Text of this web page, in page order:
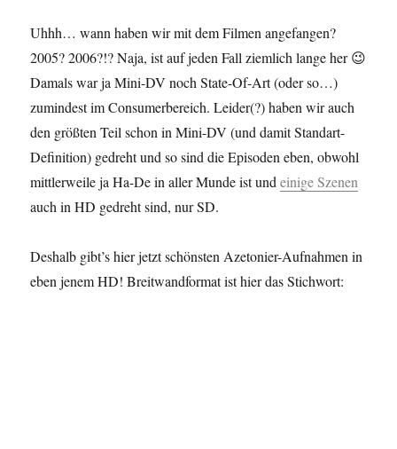
dem
Äther…
Uhhh… wann haben wir mit dem Filmen angefangen?
2005? 2006?!? Naja, ist auf jeden Fall ziemlich lange her 😉
Damals war ja Mini-DV noch State-Of-Art (oder so…)
zumindest im Consumerbereich. Leider(?) haben wir auch
den größten Teil schon in Mini-DV (und damit Standart-
Definition) gedreht und so sind die Episoden eben, obwohl
mittlerweile ja Ha-De in aller Munde ist undeinige Szenen
auch in HD gedreht sind, nur SD.
Deshalb gibt’s hier jetzt schönsten Azetonier-Aufnahmen in
eben jenem HD! Breitwandformat ist hier das Stichwort: